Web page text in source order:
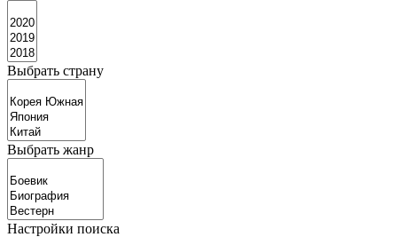
Выбрать страну
Выбрать жанр
Настройки поиска